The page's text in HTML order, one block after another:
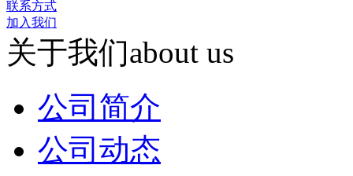
联系方式
加入我们
关于我们about us
公司简介
公司动态